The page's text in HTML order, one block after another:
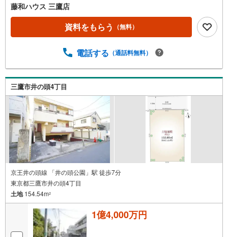
藤和ハウス 三鷹店
資料をもらう （無料）
電話する （通話料無料）
三鷹市井の頭4丁目
京王井の頭線 「井の頭公園」駅 徒歩7分
東京都三鷹市井の頭4丁目
土地154.54m2
1億4,000万円